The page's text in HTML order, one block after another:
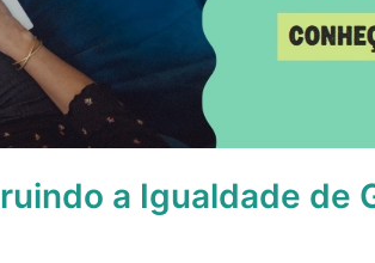
a Igualdade de